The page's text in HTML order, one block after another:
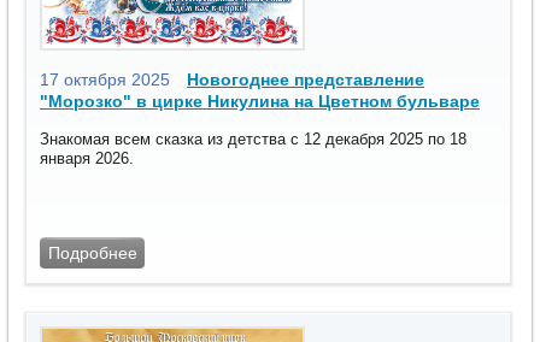
17 октября 2025
Новогоднее представление
"Морозко" в цирке Никулина на Цветном бульваре
Знакомая всем сказка из детства с 12 декабря 2025 по 18
января 2026.
Подробнее